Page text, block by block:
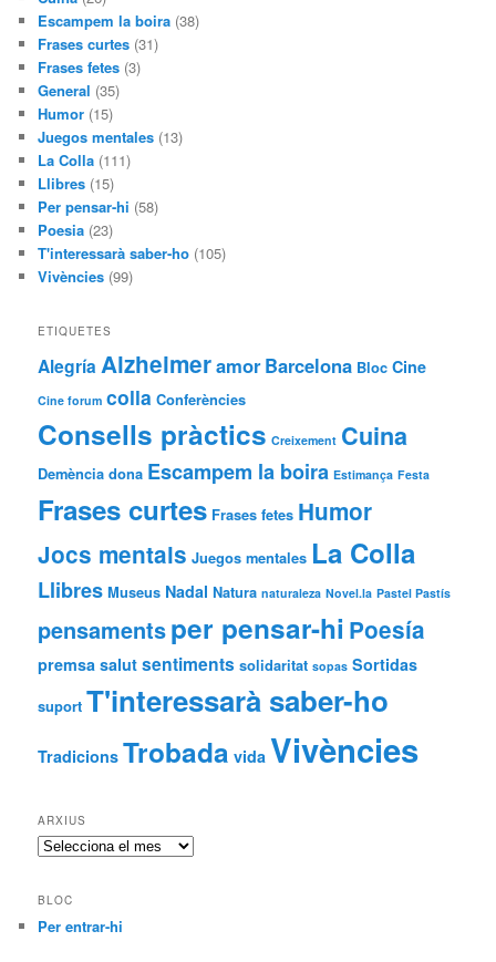
Escampem la boira (38)
Frases curtes (31)
Frases fetes (3)
General (35)
Humor (15)
Juegos mentales (13)
La Colla (111)
Llibres (15)
Per pensar-hi (58)
Poesia (23)
T'interessarà saber-ho (105)
Vivències (99)
ETIQUETES
Alegría Alzheimeramor Barcelona Bloc Cine
Cine forum colla Conferències
Consells pràctics Creixement Cuina
Demència dona Escampem la boira Estimança Festa
Frases curtes Frases fetes Humor
Jocs mentals Juegos mentales La Colla
Llibres Museus Nadal Natura naturaleza Novel.la Pastel Pastís
pensamentsper pensar-hi Poesía
premsa salut sentiments solidaritat sopas Sortidas
suport T'interessarà saber-ho
Tradicions Trobada vida Vivències
ARXIUS
Arxius
BLOC
Per entrar-hi